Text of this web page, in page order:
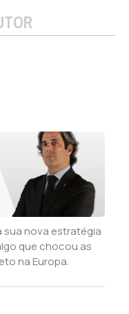
sua nova estratégia
que chocou as
na Europa.